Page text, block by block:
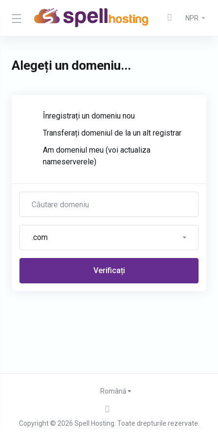
NPR
Alegeți un domeniu...
Înregistrați un domeniu nou
Transferați domeniul de la un alt registrar
Am domeniul meu (voi actualiza
nameserverele)
.com
Verificați
Copyright © 2026 Spell Hosting. Toate drepturile rezervate.
Română